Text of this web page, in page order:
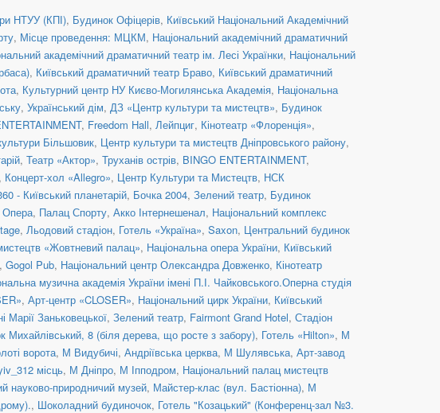
НТУУ (КПІ), Будинок Офіцерів, Київський Національний Академічний
, Місце проведення: МЦКМ, Національний академічний драматичний
академічний драматичний театр ім. Лесі Українки, Національний
, Київський драматичний театр Браво, Київський драматичний
, Культурний центр НУ Києво-Могилянська Академія, Національна
, Український дім, ДЗ «Центр культури та мистецтв», Будинок
, Freedom Hall, Лейпциг, Кінотеатр «Флоренція»,
Більшовик, Центр культури та мистецтв Дніпровського району,
, Театр «Актор», Труханів острів, BINGO ENTERTAINMENT,
Концерт-хол «Allegro», Центр Культури та Мистецтв, НСК
- Київський планетарій, Бочка 2004, Зелений театр, Будинок
, Палац Спорту, Акко Інтернешенал, Національний комплекс
, Льодовий стадіон, Готель «Україна», Saxon, Центральний будинок
«Жовтневий палац», Національна опера України, Київський
, Gogol Pub, Національний центр Олександра Довженко, Кінотеатр
музична академія України імені П.І. Чайковського.Оперна студія
, Арт-центр «CLOSER», Національний цирк України, Київський
Марії Заньковецької, Зелений театр, Fairmont Grand Hotel, Стадіон
Михайлівський, 8 (біля дерева, що росте з забору), Готель «Hilton», М
ворота, М Видубичі, Андріївська церква, М Шулявська, Арт-завод
місць, М Дніпро, М Іпподром, Національний палац мистецтв
науково-природничий музей, Майстер-клас (вул. Бастіонна), М
, Шоколадний будиночок, Готель "Козацький" (Конференц-зал №3.